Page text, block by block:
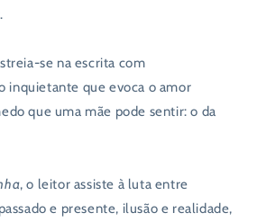
se na escrita com
inquietante que evoca o amor
que uma mãe pode sentir: o da
, o leitor assiste à luta entre
e presente, ilusão e realidade,